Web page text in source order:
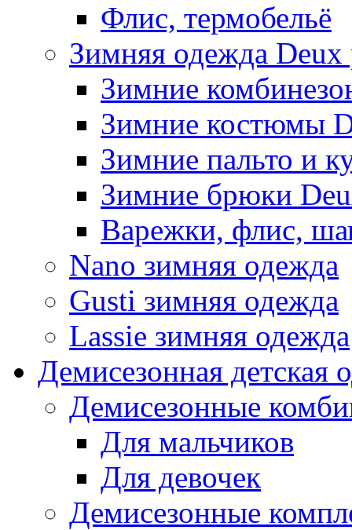
Флис, термобельё
Зимняя одежда Deux
Зимние
Зимние костюмы
Зимние пальто и
Зимние брюки
Варежки, флис,
Nano зимняя одежда
Gusti зимняя одежда
Lassie зимняя одежда
Демисезонная детская
Демисезонные
Для мальчиков
Для девочек
Демисезонные